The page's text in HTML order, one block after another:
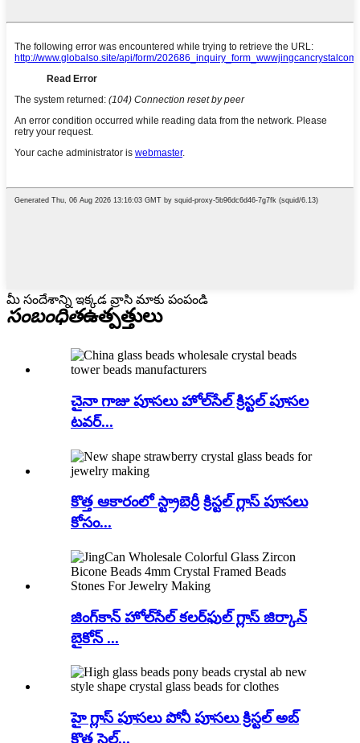
మీ సందేశాన్ని ఇక్కడ వ్రాసి మాకు పంపండి
సంబంధితఉత్పత్తులు
చైనా గాజు పూసలు హోల్‌సేల్ క్రిస్టల్ పూసల
టవర్...
కొత్త ఆకారంలో స్ట్రాబెర్రీ క్రిస్టల్ గ్లాస్ పూసలు
కోసం...
జింగ్‌కాన్ హోల్‌సేల్ కలర్‌ఫుల్ గ్లాస్ జిర్కాన్
బైకోన్ ...
హై గ్లాస్ పూసలు పోనీ పూసలు క్రిస్టల్ అబ్
కొత్త స్టైల్...